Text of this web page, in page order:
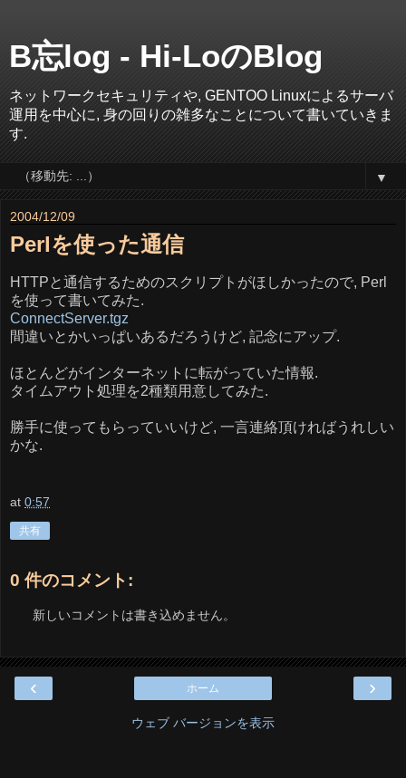
B忘log - Hi-LoのBlog
ネットワークセキュリティや, GENTOO Linuxによるサーバ
運用を中心に, 身の回りの雑多なことについて書いていきま
す.
▼
2004/12/09
Perlを使った通信
HTTPと通信するためのスクリプトがほしかったので, Perl
を使って書いてみた.
ConnectServer.tgz
間違いとかいっぱいあるだろうけど, 記念にアップ.
ほとんどがインターネットに転がっていた情報.
タイムアウト処理を2種類用意してみた.
勝手に使ってもらっていいけど, 一言連絡頂ければうれしい
かな.
at 0:57
共有
0 件のコメント:
新しいコメントは書き込めません。
‹ ›
ホーム
ウェブ バージョンを表示